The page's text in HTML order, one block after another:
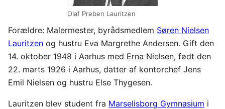
Olaf Preben Lauritzen
Forældre: Malermester, byrådsmedlem Søren Nielsen
Lauritzen og hustru Eva Margrethe Andersen. Gift den
14. oktober 1948 i Aarhus med Erna Nielsen, født den
22. marts 1926 i Aarhus, datter af kontorchef Jens
Emil Nielsen og hustru Else Thygesen.
Lauritzen blev student fra Marselisborg Gymnasium i